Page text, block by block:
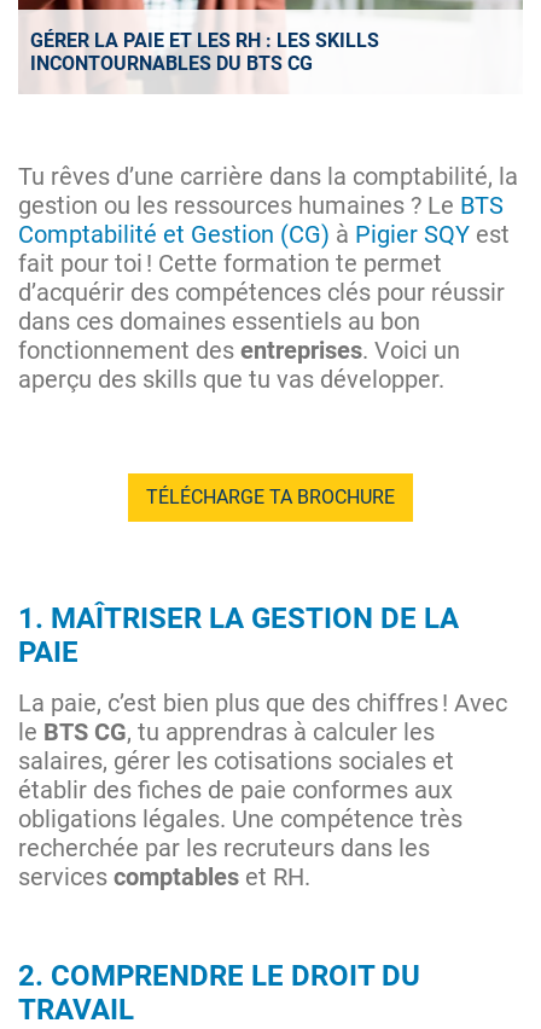
GÉRER LA PAIE ET LES RH : LES SKILLS
INCONTOURNABLES DU BTS CG
Tu rêves d’une carrière dans la comptabilité, la
gestion ou les ressources humaines ? Le BTS
Comptabilité et Gestion (CG) à Pigier SQY est
fait pour toi ! Cette formation te permet
d’acquérir des compétences clés pour réussir
dans ces domaines essentiels au bon
fonctionnement des entreprises. Voici un
aperçu des skills que tu vas développer.
TÉLÉCHARGE TA BROCHURE
1. MAÎTRISER LA GESTION DE LA
PAIE
La paie, c’est bien plus que des chiffres ! Avec
le BTS CG, tu apprendras à calculer les
salaires, gérer les cotisations sociales et
établir des fiches de paie conformes aux
obligations légales. Une compétence très
recherchée par les recruteurs dans les
services comptables et RH.
2. COMPRENDRE LE DROIT DU
TRAVAIL